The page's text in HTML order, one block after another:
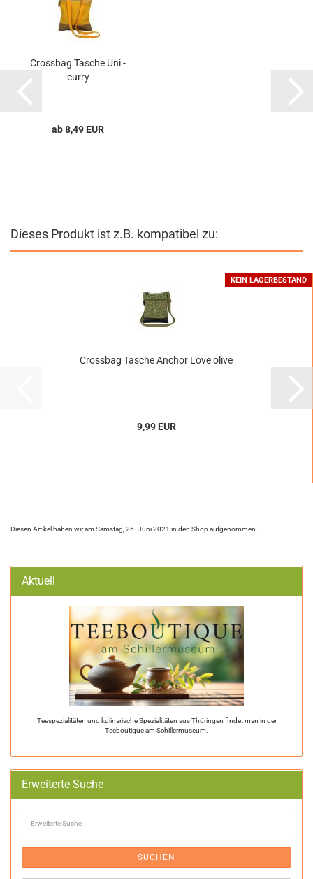
Crossbag Tasche Uni -
curry
ab 8,49 EUR
Dieses Produkt ist z.B. kompatibel zu:
KEIN LAGERBESTAND
Crossbag Tasche Anchor Love olive
9,99 EUR
Diesen Artikel haben wir am Samstag, 26. Juni 2021 in den Shop aufgenommen.
Aktuell
Teespezialitäten und kulinarische Spezialitäten aus Thüringen findet man in der
Teeboutique am Schillermuseum.
Erweiterte Suche
Suche
SUCHEN